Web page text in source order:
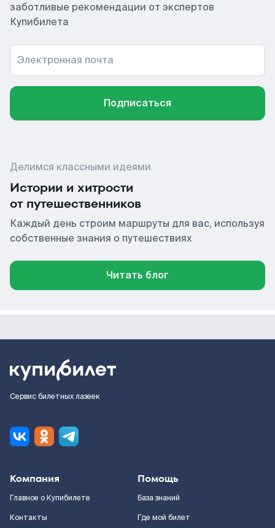
заботливые рекомендации от экспертов
Купибилета
Электронная почта
Подписаться
Делимся классными идеями
Истории и хитрости
от путешественников
Каждый день строим маршруты для вас, используя
собственные знания о путешествиях
Читать блог
Сервис билетных лазеек
Компания
Главное о Купибилете
Контакты
Помощь
База знаний
Где мой билет